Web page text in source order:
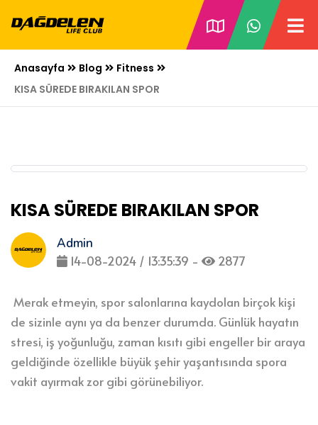
Anasayfa Blog
Fitness
KISA SÜREDE BIRAKILAN SPOR
KISA SÜREDE BIRAKILAN SPOR
Admin
14-08-2024 / 13:35:39 - 2877
Merak etmeyin, spor salonlarına kaydolan birçok kişi
de sizinle aynı ya da benzer durumda. Günlük hayatın
stresi, iş yoğunluğu, zaman kısıtı gibi engeller bir araya
geldiğinde özellikle büyük şehir yaşantısında spora
vakit ayırmak zor gibi görünebiliyor.